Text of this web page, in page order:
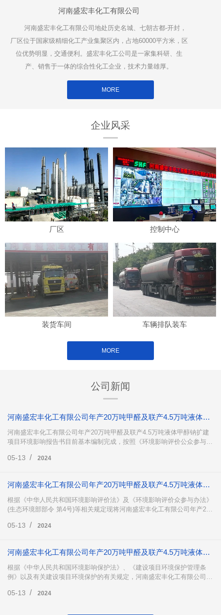
河南盛宏丰化工有限公司
河南盛宏丰化工有限公司地处历史名城、七朝古都-开封，
厂区位于国家级精细化工产业集聚区内，占地60000平方米，区
位优势明显，交通便利。盛宏丰化工公司是一家集科研、生
产、销售于一体的综合性化工企业，技术力量雄厚。
MORE
企业风采
厂区 控制中心
装货车间 车辆排队装车
MORE
公司新闻
河南盛宏丰化工有限公司年产20万吨甲醛及联产4.5万吨液体甲醇钠扩建项目 环境影响评价第二次公示
河南盛宏丰化工有限公司年产20万吨甲醛及联产4.5万吨液体甲醇钠扩建
项目环境影响报告书目前基本编制完成，按照《环境影响评价公众参与办
本项目的环评报告书有关内容向各企事业单位和市民公告如下，希望大家
05-13 / 2024
河南盛宏丰化工有限公司年产20万吨甲醛及联产4.5万吨液体甲醇钠扩建项目 环境影响评价公众参与第一次
根据《中华人民共和国环境影响评价法》及《环境影响评价众参与办法》
(生态环境部部令 第4号)等相关规定现将河南盛宏丰化工有限公司年产20
以公示。公示内容如下:
05-13 / 2024
河南盛宏丰化工有限公司年产20万吨甲醛及联产4.5万吨液体甲醇钠扩建项目 环境影响评价公众参与第一次
根据《中华人民共和国环境影响保护法》、《建设项目环境保护管理条
例》以及有关建设项目环境保护的有关规定，河南盛宏丰化工有限公司年
书。河南盛宏丰化工有限公司已于2022年3月31日委托河南晟帆环保科技
05-13 / 2024